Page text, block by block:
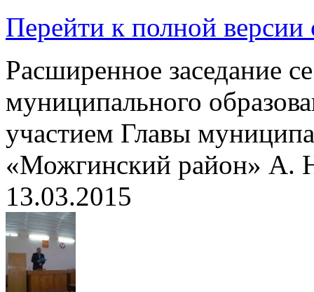
Перейти к полной версии
Расширенное заседание
муниципального
участием Главы
«Можгинский район» А.
13.03.2015